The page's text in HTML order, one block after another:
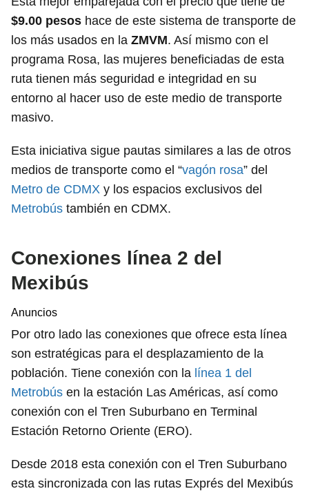
$9.00 pesos hace de este sistema de transporte de
los más usados en la ZMVM. Así mismo con el
programa Rosa, las mujeres beneficiadas de esta
ruta tienen más seguridad e integridad en su
entorno al hacer uso de este medio de transporte
masivo.
Esta iniciativa sigue pautas similares a las de otros
medios de transporte como el “vagón rosa” del
Metro de CDMX y los espacios exclusivos del
Metrobús también en CDMX.
Conexiones línea 2 del
Mexibús
Anuncios
Por otro lado las conexiones que ofrece esta línea
son estratégicas para el desplazamiento de la
población. Tiene conexión con la línea 1 del
Metrobús en la estación Las Américas, así como
conexión con el Tren Suburbano en Terminal
Estación Retorno Oriente (ERO).
Desde 2018 esta conexión con el Tren Suburbano
esta sincronizada con las rutas Exprés del Mexibús